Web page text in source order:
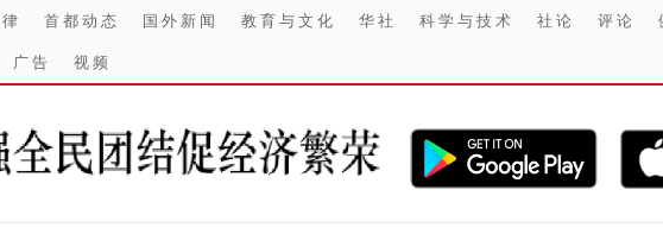
首都动态 国外新闻 教育与文化 华社 科学与技术 社论 评论
广告 视频